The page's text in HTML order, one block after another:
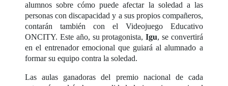
alumnos sobre cómo puede afectar la soledad a las
personas con discapacidad y a sus propios compañeros,
contarán también con el Videojuego Educativo
ONCITY. Este año, su protagonista,Igu, se convertirá
en el entrenador emocional que guiará al alumnado a
formar su equipo contra la soledad.
Las aulas ganadoras del premio nacional de cada